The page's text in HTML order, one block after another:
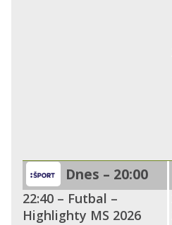
Dnes – 20:00
22:40 – Futbal –
Highlighty MS 2026